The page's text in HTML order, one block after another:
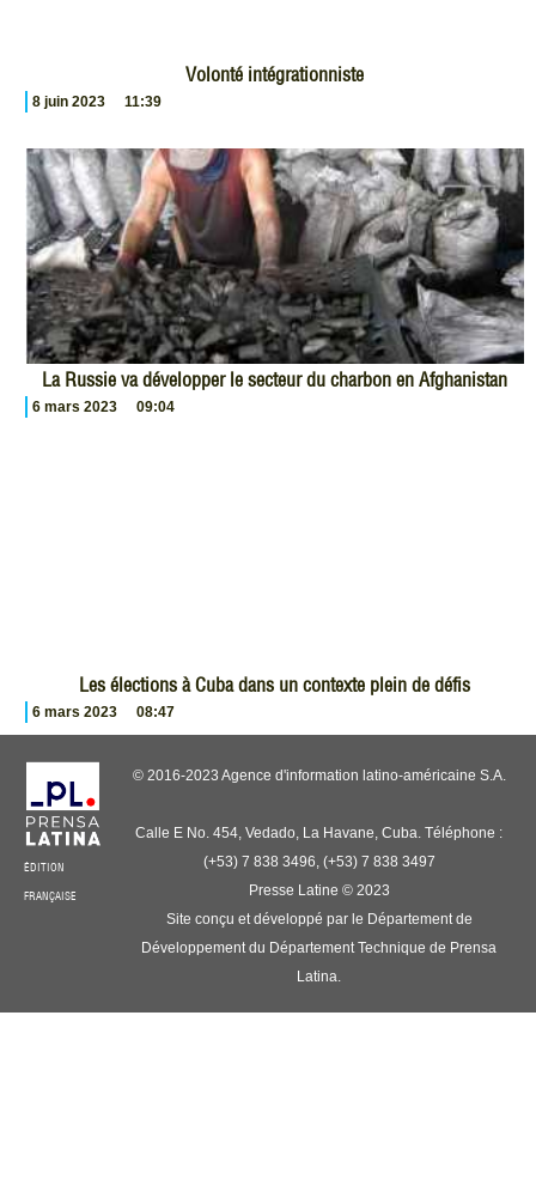
Volonté intégrationniste
8 juin 2023 11:39
La Russie va développer le secteur du charbon en Afghanistan
6 mars 2023 09:04
Les élections à Cuba dans un contexte plein de défis
6 mars 2023 08:47
ÉDITION
FRANÇAISE
© 2016-2023 Agence d'information latino-américaine S.A.
Calle E No. 454, Vedado, La Havane, Cuba. Téléphone :
(+53) 7 838 3496, (+53) 7 838 3497
Presse Latine © 2023
Site conçu et développé par le Département de
Développement du Département Technique de Prensa
Latina.